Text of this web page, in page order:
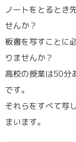
ノートをとるとき
せんか？
板書を写すことに
りませんか？
高校の授業は50分
です。
それらをすべて写
まいます。